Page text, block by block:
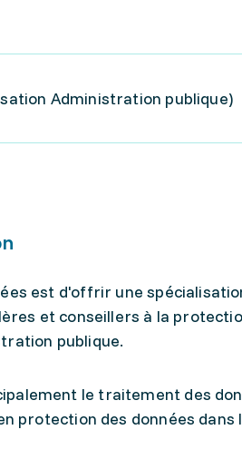
Administration publique)
est d'offrir une
et conseillers à la
publique.
le traitement des
protection des données dans